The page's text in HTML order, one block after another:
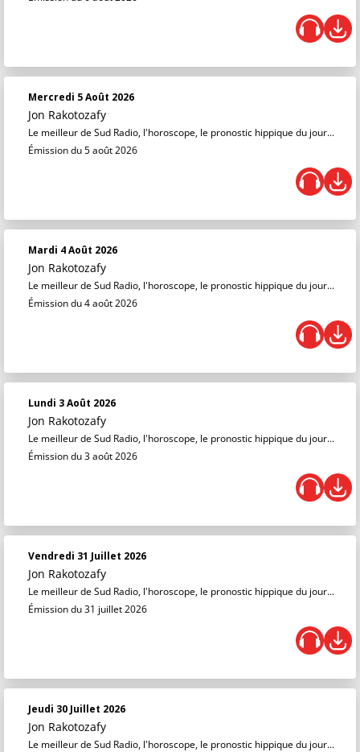
Mercredi 5 Août 2026
Jon Rakotozafy
Le meilleur de Sud Radio, l'horoscope, le pronostic hippique du jour...
Émission du 5 août 2026
Mardi 4 Août 2026
Jon Rakotozafy
Le meilleur de Sud Radio, l'horoscope, le pronostic hippique du jour...
Émission du 4 août 2026
Lundi 3 Août 2026
Jon Rakotozafy
Le meilleur de Sud Radio, l'horoscope, le pronostic hippique du jour...
Émission du 3 août 2026
Vendredi 31 Juillet 2026
Jon Rakotozafy
Le meilleur de Sud Radio, l'horoscope, le pronostic hippique du jour...
Émission du 31 juillet 2026
Jeudi 30 Juillet 2026
Jon Rakotozafy
Le meilleur de Sud Radio, l'horoscope, le pronostic hippique du jour...